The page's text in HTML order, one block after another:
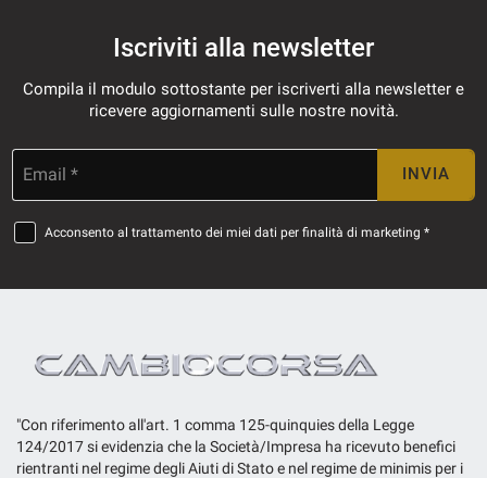
Iscriviti alla newsletter
Compila il modulo sottostante per iscriverti alla newsletter e
ricevere aggiornamenti sulle nostre novità.
Email * INVIA
Acconsento al trattamento dei miei dati per finalità di marketing *
"Con riferimento all'art. 1 comma 125-quinquies della Legge
124/2017 si evidenzia che la Società/Impresa ha ricevuto benefici
rientranti nel regime degli Aiuti di Stato e nel regime de minimis per i